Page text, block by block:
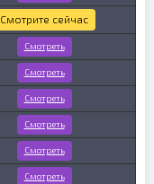
Смотрите сейчас
Смотреть
Смотреть
Смотреть
Смотреть
Смотреть
Смотреть